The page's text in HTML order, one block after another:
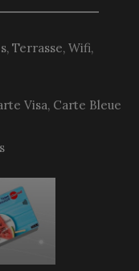
Terrasse, Wifi,
Visa, Carte Bleue